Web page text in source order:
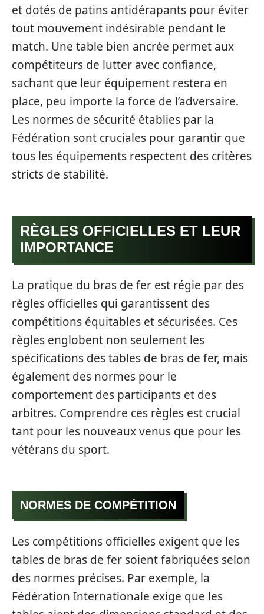
et dotés de patins antidérapants pour éviter
tout mouvement indésirable pendant le
match. Une table bien ancrée permet aux
compétiteurs de lutter avec confiance,
sachant que leur équipement restera en
place, peu importe la force de l’adversaire.
Les normes de sécurité établies par la
Fédération sont cruciales pour garantir que
tous les équipements respectent des critères
stricts de stabilité.
RÈGLES OFFICIELLES ET LEUR
IMPORTANCE
La pratique du bras de fer est régie par des
règles officielles qui garantissent des
compétitions équitables et sécurisées. Ces
règles englobent non seulement les
spécifications des tables de bras de fer, mais
également des normes pour le
comportement des participants et des
arbitres. Comprendre ces règles est crucial
tant pour les nouveaux venus que pour les
vétérans du sport.
NORMES DE COMPÉTITION
Les compétitions officielles exigent que les
tables de bras de fer soient fabriquées selon
des normes précises. Par exemple, la
Fédération Internationale exige que les